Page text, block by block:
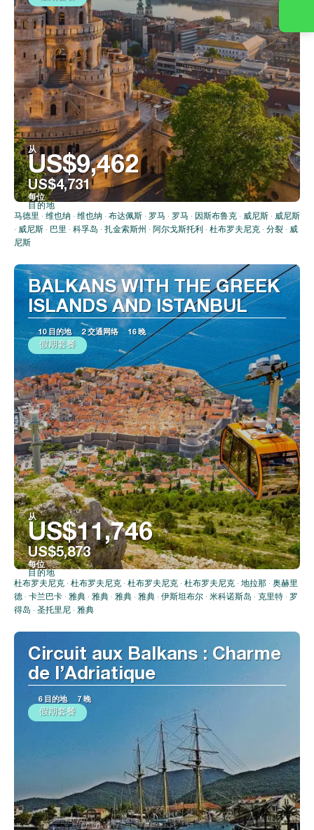
从
US$9,462
US$4,731
每位
看到
目的地
马德里 · 维也纳 · 维也纳 · 布达佩斯 · 罗马 · 罗马 · 因斯布鲁克 · 威尼斯 · 威尼斯
· 威尼斯 · 巴里 · 科孚岛 · 扎金索斯州 · 阿尔戈斯托利 · 杜布罗夫尼克 · 分裂 · 威
尼斯
BALKANS WITH THE GREEK
ISLANDS AND ISTANBUL
10 目的地 2 交通网络 16 晚
假期套餐
从
US$11,746
US$5,873
每位
看到
目的地
杜布罗夫尼克 · 杜布罗夫尼克 · 杜布罗夫尼克 · 杜布罗夫尼克 · 地拉那 · 奥赫里
德 · 卡兰巴卡 · 雅典 · 雅典 · 雅典 · 雅典 · 伊斯坦布尔 · 米科诺斯岛 · 克里特 · 罗
得岛 · 圣托里尼 · 雅典
Circuit aux Balkans : Charme
de l’Adriatique
6 目的地 7 晚
假期套餐